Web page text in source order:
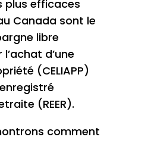
plus efficaces
Canada sont le
libre
d’une
(CELIAPP)
(REER).
comment